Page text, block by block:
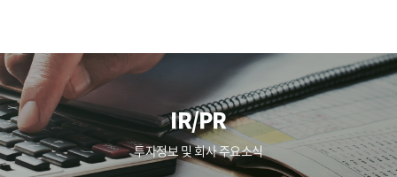
IR/PR
투자정보 및 회사 주요소식